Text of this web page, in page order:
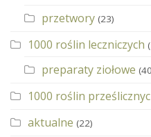
przetwory (23)
1000 roślin leczniczych
preparaty ziołowe
1000 roślin
aktualne (22)